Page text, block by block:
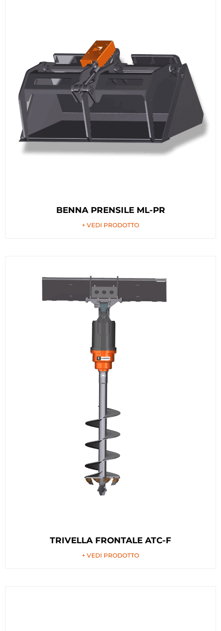
BENNA PRENSILE ML-PR
+ VEDI PRODOTTO
TRIVELLA FRONTALE ATC-F
+ VEDI PRODOTTO